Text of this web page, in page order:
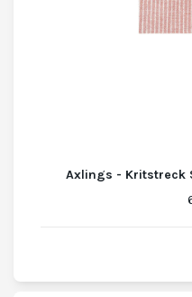
Axlings - Kritstreck